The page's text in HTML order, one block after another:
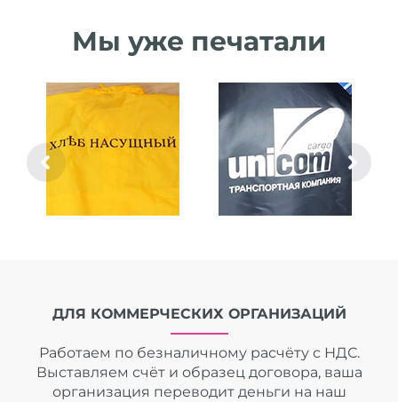
Мы уже печатали
ДЛЯ КОММЕРЧЕСКИХ ОРГАНИЗАЦИЙ
Работаем по безналичному расчёту с НДС.
Выставляем счёт и образец договора, ваша
организация переводит деньги на наш